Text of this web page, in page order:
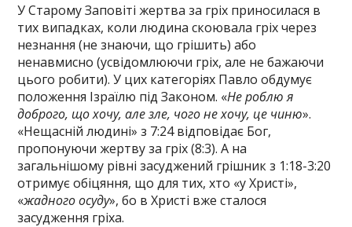
У Старому Заповіті жертва за гріх приносилася в
тих випадках, коли людина скоювала гріх через
незнання (не знаючи, що грішить) або
ненавмисно (усвідомлюючи гріх, але не бажаючи
цього робити). У цих категоріях Павло обдумує
положення Ізраїлю під Законом. «Не роблю я
доброго, що хочу, але зле, чого не хочу, це чиню».
«Нещасній людині» з 7:24 відповідає Бог,
пропонуючи жертву за гріх (8:3). А на
загальнішому рівні засуджений грішник з 1:18-3:20
отримує обіцяння, що для тих, хто «у Христі»,
«жадного осуду», бо в Христі вже сталося
засудження гріха.